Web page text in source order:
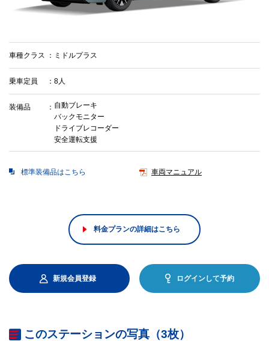
車種クラス ミドルプラス
乗車定員 8人
装備品
自動ブレーキ
バックモニター
ドライブレコーダー
安全運転支援
標準装備品はこちら 車両マニュアル
料金プランの詳細はこちら
新規会員登録 ログインして予約
このステーションの写真（3枚）